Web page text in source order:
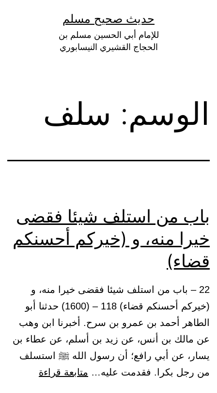
حديث صحيح مسلم
للإمام أبي الحسين مسلم بن
الحجاج القشيري النيسابوري
الوسم: سلف
باب من استلف شيئا فقضى
خيرا منه، و (خيركم أحسنكم
قضاء)
22 – باب من استلف شيئا فقضى خيرا منه، و
(خيركم أحسنكم قضاء) 118 – (1600) حدثنا أبو
الطاهر أحمد بن عمرو بن سرح. أخبرنا ابن وهب
عن مالك بن أنس، عن زيد بن أسلم، عن عطاء بن
يسار، عن أبي رافع؛ أن رسول الله ﷺ استسلف
من رجل بكرا. فقدمت عليه… متابعة قراءة